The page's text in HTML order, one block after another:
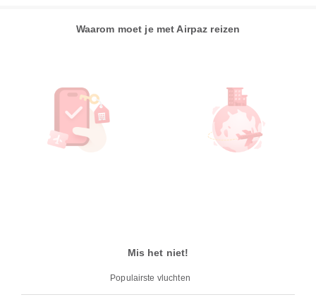
Waarom moet je met Airpaz reizen
Mis het niet!
Populairste vluchten